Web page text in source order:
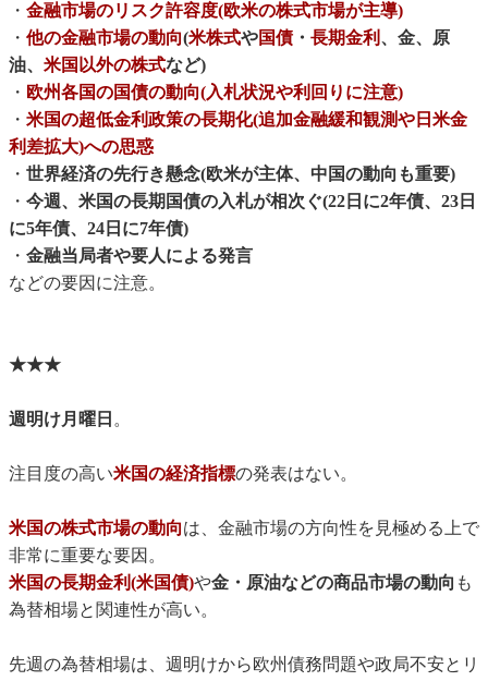
・ 金融市場のリスク許容度(欧米の株式市場が主導)
・ 他の金融市場の動向(米株式や国債・ 長期金利 、金、原
油、 米国以外の株式など)
・ 欧州各国の国債の動向(入札状況や利回りに注意)
・ 米国の超低金利政策の長期化(追加金融緩和観測や日米金
利差拡大)への思惑
・ 世界経済の先行き懸念(欧米が主体、中国の動向も重要)
・ 今週、米国の長期国債の入札が相次ぐ(22日に2年債、23日
に5年債、24日に7年債)
・ 金融当局者や要人による発言
などの要因に注意。
★★★
週明け月曜日 。
注目度の高い米国の経済指標の発表はない。
米国の株式市場の動向は、金融市場の方向性を見極める上で
非常に重要な要因。
米国の長期金利(米国債)や金・原油などの商品市場の動向 も
為替相場と関連性が高い。
先週の為替相場は、週明けから欧州債務問題や政局不安とリ